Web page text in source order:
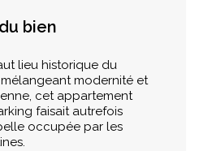
bien
lieu historique du
modernité et
cet appartement
faisait autrefois
occupée par les